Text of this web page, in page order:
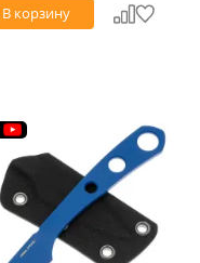
В корзину